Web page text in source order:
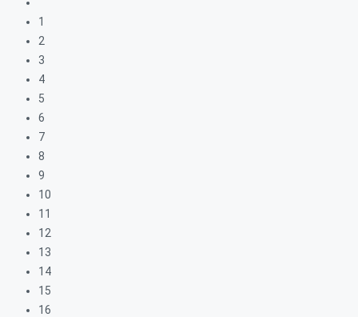
1
2
3
4
5
6
7
8
9
10
11
12
13
14
15
16